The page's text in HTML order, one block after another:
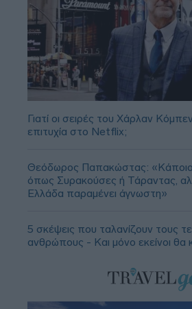
Γιατί οι σειρές του Χάρλαν
επιτυχία στο Netflix;
Θεόδωρος Παπακώστας:
όπως Συρακούσες ή Τάραντας,
Ελλάδα παραμένει άγνωστη»
5 σκέψεις που ταλανίζουν τους
ανθρώπους - Και μόνο εκείνοι θα